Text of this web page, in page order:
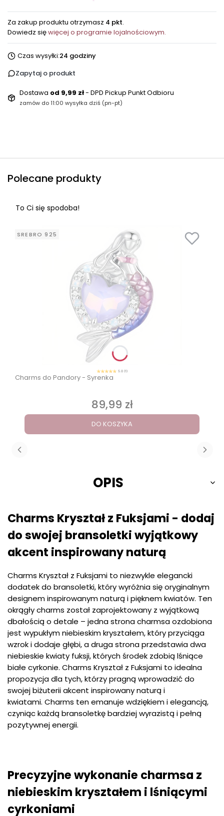
Za zakup produktu otrzymasz 4 pkt.
Dowiedz sięwięcej o programie lojalnościowym.
Czas wysyłki:24 godziny
Zapytaj o produkt
Dostawa od 9,99 zł- DPD Pickup Punkt Odbioru
zamów do 11:00 wysyłka dziś (pn-pt)
Polecane produkty
To Ci się spodoba!
SREBRO 925
5.0 (1)
Charms do Pandory - Syrenka
Cena
89,99 zł
DO KOSZYKA
OPIS
Charms Kryształ z Fuksjami - dodaj
do swojej bransoletki wyjątkowy
akcent inspirowany naturą
Charms Kryształ z Fuksjami to niezwykle elegancki
dodatek do bransoletki, który wyróżnia się oryginalnym
designem inspirowanym naturą i pięknem kwiatów. Ten
okrągły charms został zaprojektowany z wyjątkową
dbałością o detale – jedna strona charmsa ozdobiona
jest wypukłym niebieskim kryształem, który przyciąga
wzrok i dodaje głębi, a druga strona przedstawia dwa
niebieskie kwiaty fuksji, których środek zdobią lśniące
białe cyrkonie. Charms Kryształ z Fuksjami to idealna
propozycja dla tych, którzy pragną wprowadzić do
swojej biżuterii akcent inspirowany naturą i
kwiatami. Charms ten emanuje wdziękiem i elegancją,
czyniąc każdą bransoletkę bardziej wyrazistą i pełną
pozytywnej energii.
Precyzyjne wykonanie charmsa z
niebieskim kryształem i lśniącymi
cyrkoniami